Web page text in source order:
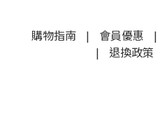
購物指南| 會員優惠 |
| 退換政策